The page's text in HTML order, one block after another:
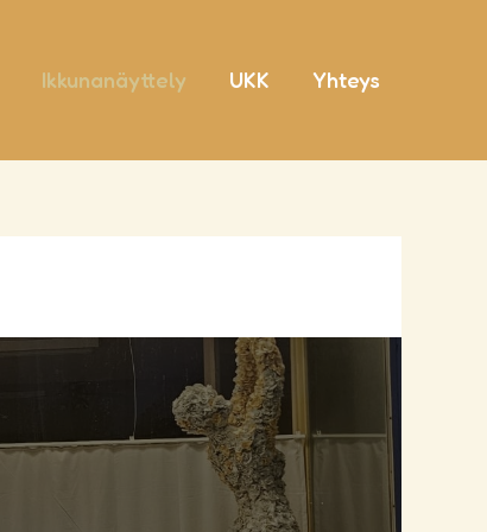
Ikkunanäyttely UKK Yhteys